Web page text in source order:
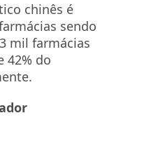
chinês é
sendo
mil farmácias
42% do